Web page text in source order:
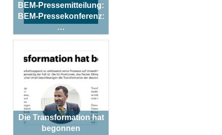
BEM-Pressemitteilung:
BEM-Pressekonferenz:
…
Die Transformation hat
begonnen